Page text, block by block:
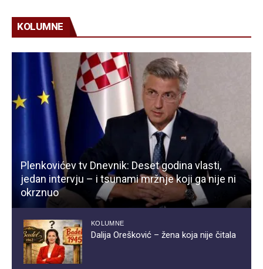
KOLUMNE
Plenkovićev tv Dnevnik: Deset godina vlasti,
jedan intervju – i tsunami mržnje koji ga nije ni
okrznuo
KOLUMNE
Dalija Orešković – žena koja nije čitala